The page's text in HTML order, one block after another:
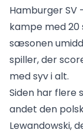
Hamburger SV
kampe med 20
sæsonen
spiller, der
med syv i alt.
Siden har flere
andet den
Lewandowski,